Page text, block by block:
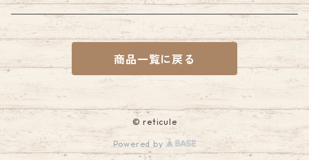
胸当てなし
ペチコート
カフス
付け衿
ジャンパースカート
ワンピース
アンサンブル
ワンピース
ブラウス
スカート
商品一覧に戻る
© reticule
Powered by